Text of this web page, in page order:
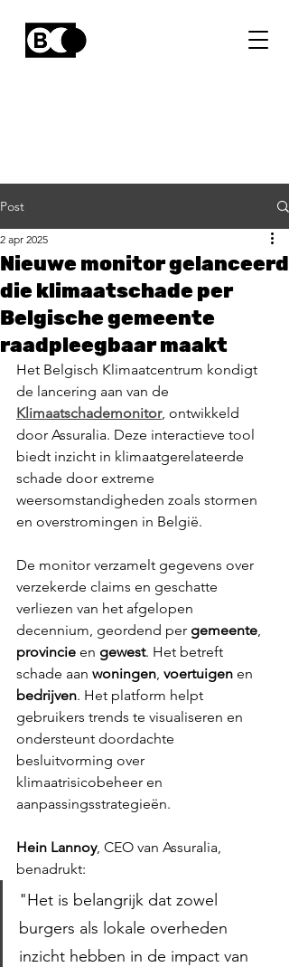
Post
Nieuwe monitor gelanceerd
die klimaatschade per
Belgische gemeente
raadpleegbaar maakt
2 apr 2025
Het Belgisch Klimaatcentrum kondigt
de lancering aan van de
Klimaatschademonitor, ontwikkeld
door Assuralia. Deze interactieve tool
biedt inzicht in klimaatgerelateerde
schade door extreme
weersomstandigheden zoals stormen
en overstromingen in België.
De monitor verzamelt gegevens over
verzekerde claims en geschatte
verliezen van het afgelopen
decennium, geordend per gemeente,
provincie en gewest. Het betreft
schade aan woningen, voertuigen en
bedrijven. Het platform helpt
gebruikers trends te visualiseren en
ondersteunt doordachte
besluitvorming over
klimaatrisicobeheer en
aanpassingsstrategieën.
Hein Lannoy, CEO van Assuralia,
benadrukt:
"Het is belangrijk dat zowel
burgers als lokale overheden
inzicht hebben in de impact van